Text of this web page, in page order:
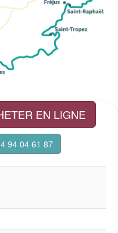
EN LIGNE
94 04 61 87